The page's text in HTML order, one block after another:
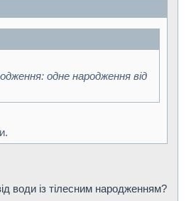
одне народження від
води із тілесним народженням?